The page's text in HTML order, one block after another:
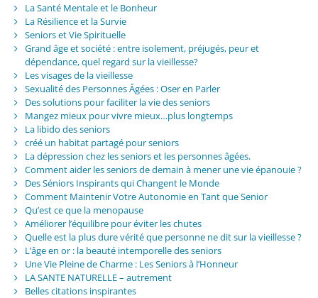
La Santé Mentale et le Bonheur
La Résilience et la Survie
Seniors et Vie Spirituelle
Grand âge et société : entre isolement, préjugés, peur et
dépendance, quel regard sur la vieillesse?
Les visages de la vieillesse
Sexualité des Personnes Âgées : Oser en Parler
Des solutions pour faciliter la vie des seniors
Mangez mieux pour vivre mieux…plus longtemps
La libido des seniors
créé un habitat partagé pour seniors
La dépression chez les seniors et les personnes âgées.
Comment aider les seniors de demain à mener une vie épanouie ?
Des Séniors Inspirants qui Changent le Monde
Comment Maintenir Votre Autonomie en Tant que Senior
Qu’est ce que la menopause
Améliorer l’équilibre pour éviter les chutes
Quelle est la plus dure vérité que personne ne dit sur la vieillesse ?
L’âge en or : la beauté intemporelle des seniors
Une Vie Pleine de Charme : Les Seniors à l’Honneur
LA SANTE NATURELLE – autrement
Belles citations inspirantes